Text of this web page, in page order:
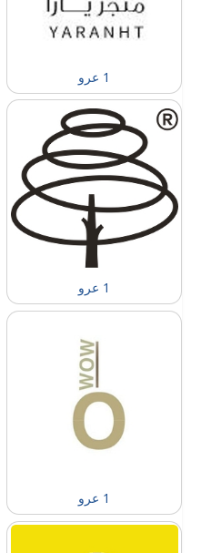
1 عرو
1 عرو
1 عرو